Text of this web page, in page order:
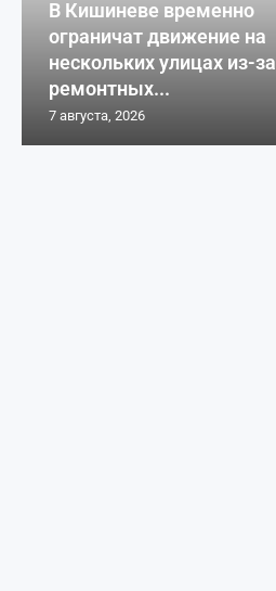
В Кишиневе временно
ограничат движение на
нескольких улицах из-за
ремонтных...
7 августа, 2026